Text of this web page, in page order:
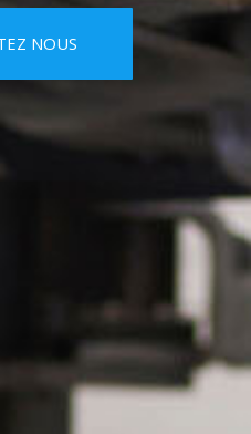
NOUS